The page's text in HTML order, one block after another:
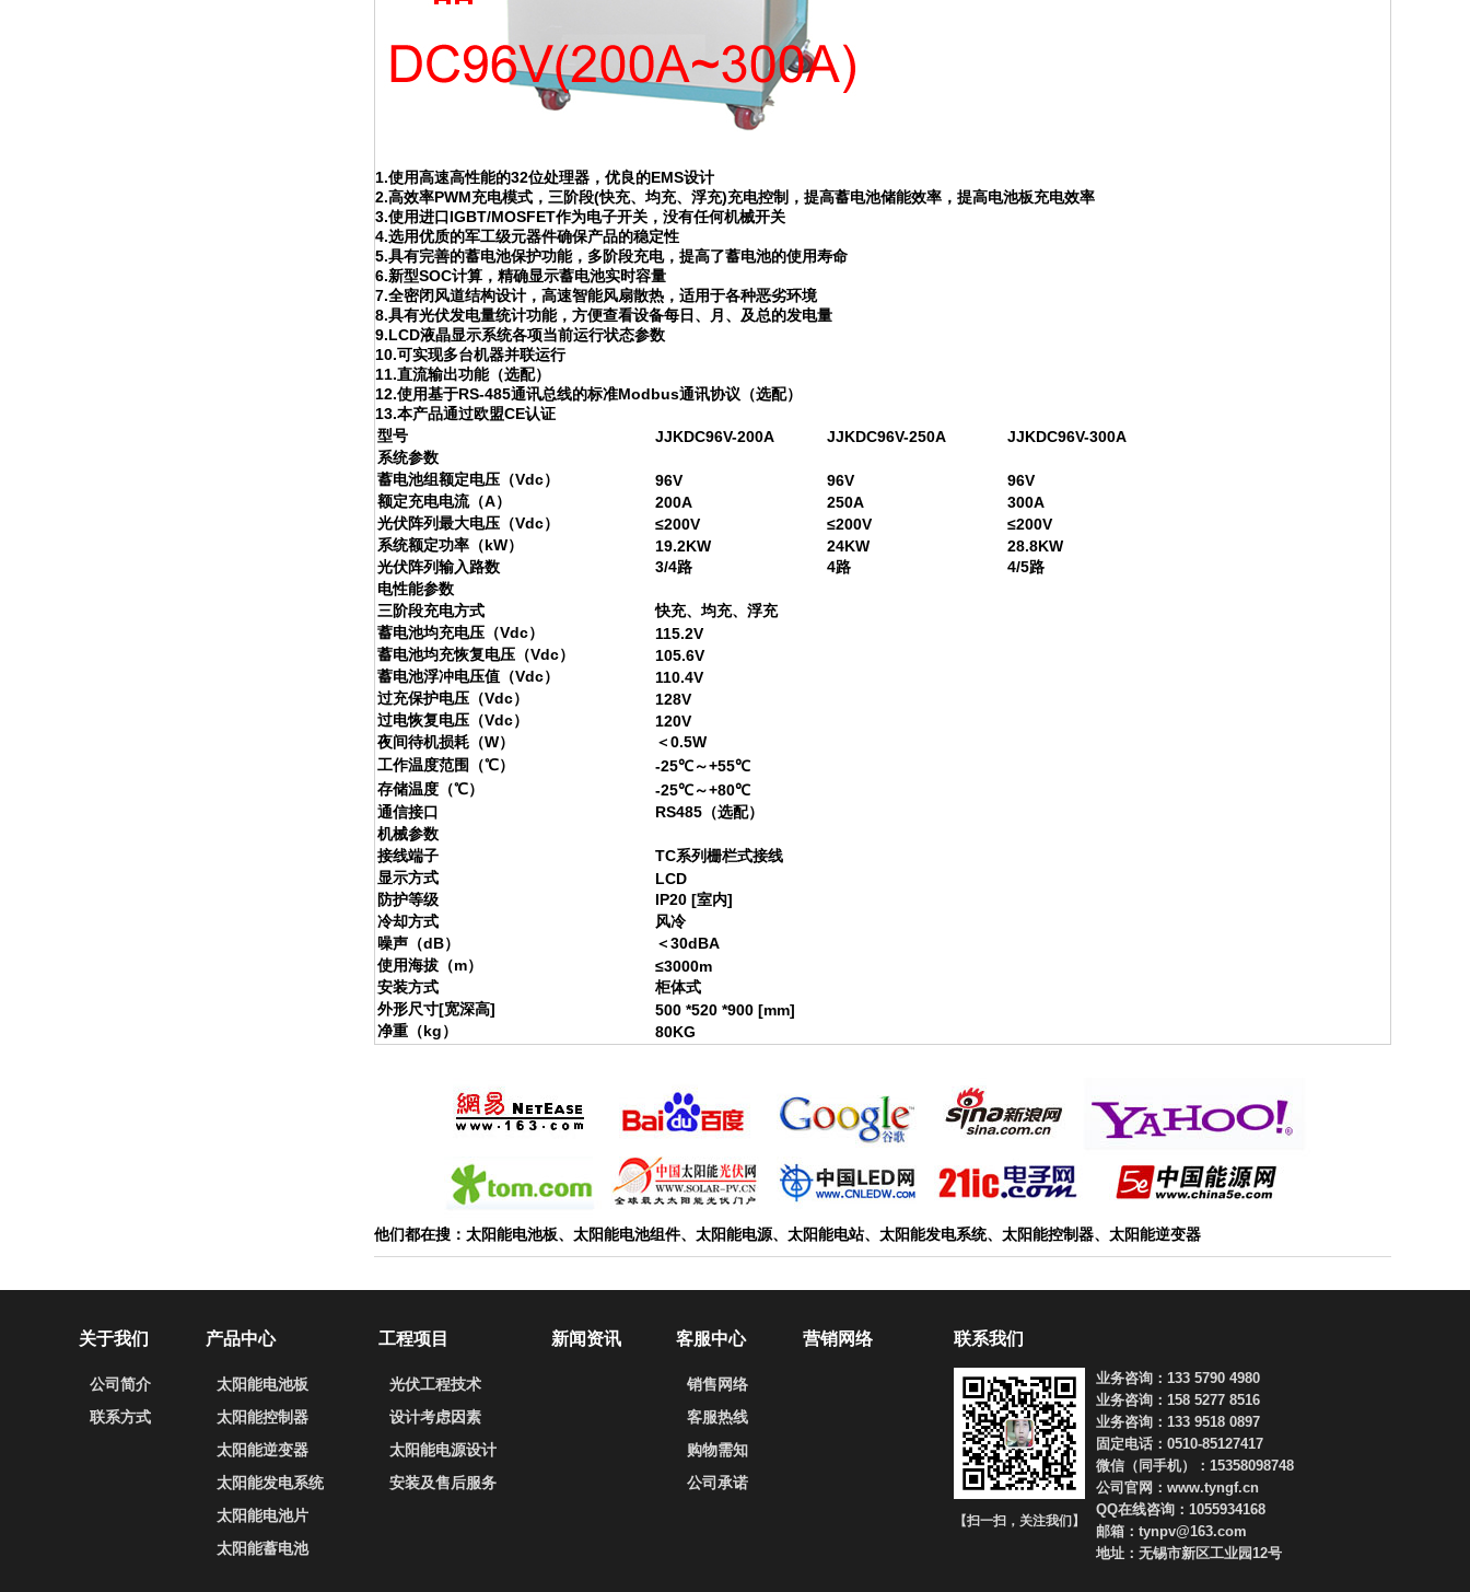
1.使用高速高性能的32位处理器，优良的EMS设计
2.高效率PWM充电模式，三阶段(快充、均充、浮充)充电控制，提高蓄电池储能效率，提高电池板充电效率
3.使用进口IGBT/MOSFET作为电子开关，没有任何机械开关
4.选用优质的军工级元器件确保产品的稳定性
5.具有完善的蓄电池保护功能，多阶段充电，提高了蓄电池的使用寿命
6.新型SOC计算，精确显示蓄电池实时容量
7.全密闭风道结构设计，高速智能风扇散热，适用于各种恶劣环境
8.具有光伏发电量统计功能，方便查看设备每日、月、及总的发电量
9.LCD液晶显示系统各项当前运行状态参数
10.可实现多台机器并联运行
11.直流输出功能（选配）
12.使用基于RS-485通讯总线的标准Modbus通讯协议（选配）
13.本产品通过欧盟CE认证
型号
JJKDC96V-200A JJKDC96V-250A
JJKDC96V-300A
系统参数
蓄电池组额定电压（Vdc）
96V 96V
96V
额定充电电流（A）
200A 250A
300A
光伏阵列最大电压（Vdc）
≤200V ≤200V
≤200V
系统额定功率（kW）
19.2KW 24KW
28.8KW
光伏阵列输入路数
3/4路 4路
4/5路
电性能参数
三阶段充电方式
快充、均充、浮充
蓄电池均充电压（Vdc）
115.2V
蓄电池均充恢复电压（Vdc）
105.6V
蓄电池浮冲电压值（Vdc）
110.4V
过充保护电压（Vdc）
128V
过电恢复电压（Vdc）
120V
夜间待机损耗（W）
＜0.5W
工作温度范围（℃）
-25℃～+55℃
存储温度（℃）
-25℃～+80℃
通信接口
RS485（选配）
机械参数
接线端子
TC系列栅栏式接线
显示方式
LCD
防护等级
IP20 [室内]
冷却方式
风冷
噪声（dB）
＜30dBA
使用海拔（m）
≤3000m
安装方式
柜体式
外形尺寸[宽深高]
500 *520 *900 [mm]
净重（kg）
80KG
他们都在搜：太阳能电池板、太阳能电池组件、太阳能电源、太阳能电站、太阳能发电系统、太阳能控制器、太阳能逆变器
关于我们
公司简介
联系方式
产品中心
太阳能电池板
太阳能控制器
太阳能逆变器
太阳能发电系统
太阳能电池片
太阳能蓄电池
工程项目
光伏工程技术
设计考虑因素
太阳能电源设计
安装及售后服务
新闻资讯 客服中心
销售网络
客服热线
购物需知
公司承诺
营销网络 联系我们
【扫一扫，关注我们】
业务咨询：133 5790 4980
业务咨询：158 5277 8516
业务咨询：133 9518 0897
固定电话：0510-85127417
微信（同手机）：15358098748
公司官网：www.tyngf.cn
QQ在线咨询：1055934168
邮箱：tynpv@163.com
地址：无锡市新区工业园12号